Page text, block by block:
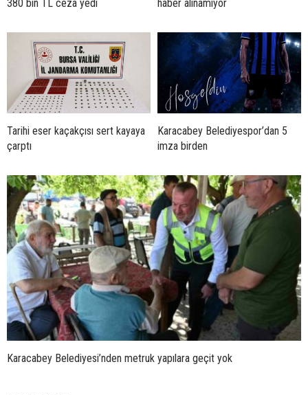
380 bin TL ceza yedi
haber alınamıyor
Tarihi eser kaçakçısı sert kayaya
çarptı
Karacabey Belediyespor’dan 5
imza birden
Karacabey Belediyesi’nden metruk yapılara geçit yok